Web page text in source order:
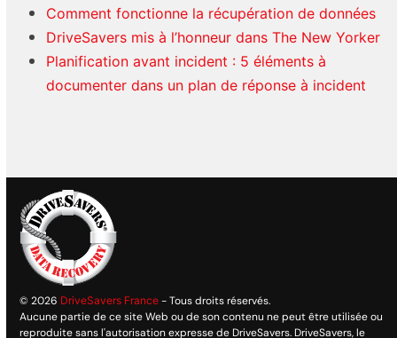
Comment fonctionne la récupération de données
DriveSavers mis à l’honneur dans The New Yorker
Planification avant incident : 5 éléments à
documenter dans un plan de réponse à incident
© 2026 DriveSavers France - Tous droits réservés.
Aucune partie de ce site Web ou de son contenu ne peut être utilisée ou
reproduite sans l'autorisation expresse de DriveSavers. DriveSavers, le